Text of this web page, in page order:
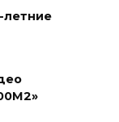
летние